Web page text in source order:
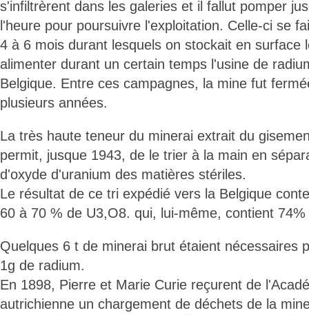
s'infiltrèrent dans les galeries et il fallut pomper
l'heure pour poursuivre l'exploitation. Celle-ci se
4 à 6 mois durant lesquels on stockait en surface
alimenter durant un certain temps l'usine de
Belgique. Entre ces campagnes, la mine fut
plusieurs années.
La très haute teneur du minerai extrait du
permit, jusque 1943, de le trier à la main en
d'oxyde d'uranium des matières stériles.
Le résultat de ce tri expédié vers la Belgique
60 à 70 % de U3,O8. qui, lui-même, contient
Quelques 6 t de minerai brut étaient nécessaires
1g de radium.
En 1898, Pierre et Marie Curie reçurent de
autrichienne un chargement de déchets de la